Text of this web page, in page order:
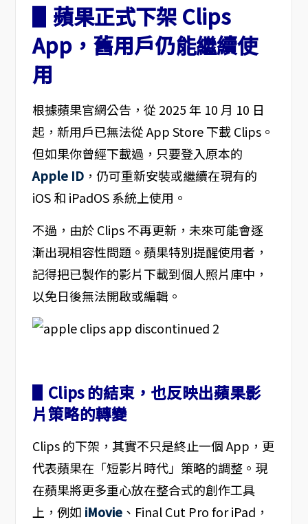
▋蘋果正式下架 Clips
App，舊用戶仍能繼續使
用
根據蘋果官網公告，從 2025 年 10 月 10 日
起，新用戶已無法從 App Store 下載 Clips。
但如果你曾經下載過，只要登入原本的
Apple ID，仍可重新安裝或繼續在現有的
iOS 和 iPadOS 系統上使用。
不過，由於 Clips 不再更新，未來可能會逐
漸出現相容性問題。蘋果特別提醒使用者，
記得把已製作的影片下載到個人照片庫中，
以免日後無法開啟或編輯。
▋Clips 的結束，也反映出蘋果影
片策略的轉變
Clips 的下架，其實不只是終止一個 App，更
代表蘋果在「短影片時代」策略的調整。現
在蘋果將更多重心放在整合式的創作工具
上，例如 iMovie、Final Cut Pro for iPad，